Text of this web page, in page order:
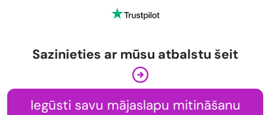
Sazinieties ar mūsu atbalstu šeit
Iegūsti savu mājaslapu mitināšanu